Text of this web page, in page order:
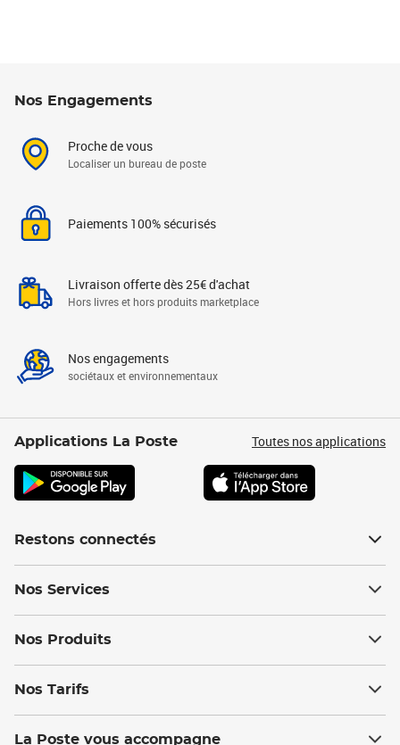
Nos Engagements
Proche de vous
Localiser un bureau de poste
Paiements 100% sécurisés
Livraison offerte dès 25€ d'achat
Hors livres et hors produits marketplace
Nos engagements
sociétaux et environnementaux
Applications La Poste Toutes nos applications
Restons connectés
Nos Services
Nos Produits
Nos Tarifs
La Poste vous accompagne